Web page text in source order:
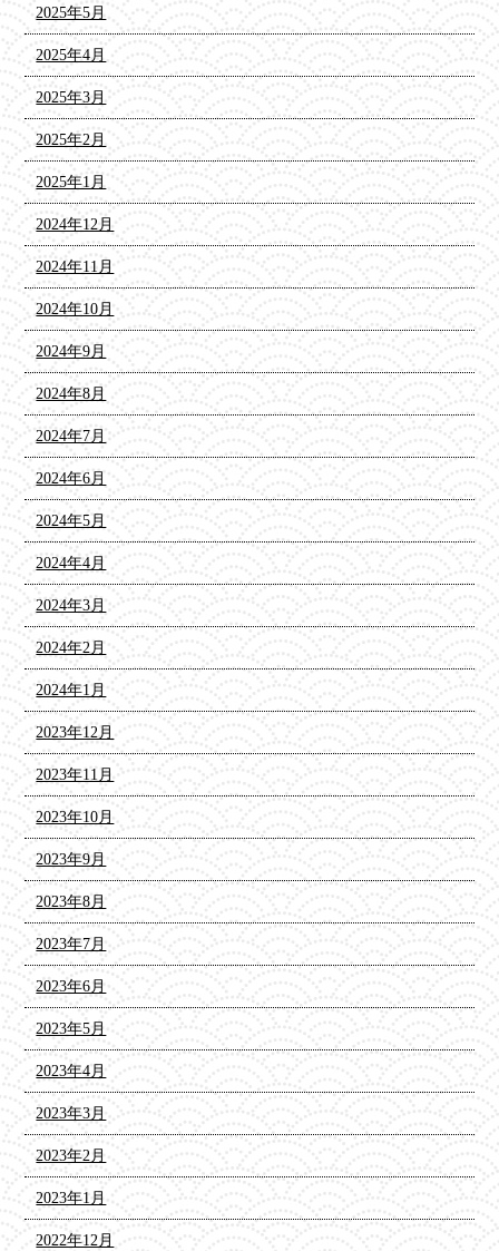
2025年5月
2025年4月
2025年3月
2025年2月
2025年1月
2024年12月
2024年11月
2024年10月
2024年9月
2024年8月
2024年7月
2024年6月
2024年5月
2024年4月
2024年3月
2024年2月
2024年1月
2023年12月
2023年11月
2023年10月
2023年9月
2023年8月
2023年7月
2023年6月
2023年5月
2023年4月
2023年3月
2023年2月
2023年1月
2022年12月